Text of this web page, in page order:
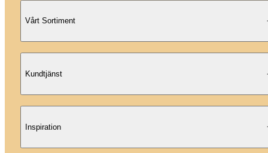
Vårt Sortiment
Kundtjänst
Inspiration